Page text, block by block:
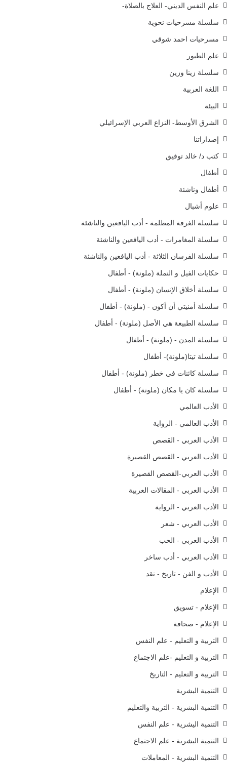
علم النفس الديني- العلاج بالصلاة-
سلسلة مسرحيات نحوية
مسرحيات احمد شوقي
علم الطيور
سلسلة زينا وزين
اللغة العربية
البيئة
الشرق الأوسط- النزاع العربي الإسرائيلي
إصداراتنا
كتب د/ خالد توفيق
أطفال
أطفال وناشئة
علوم أشبال
سلسلة الغرفة المظلمة - أدب اليافعين والناشئة
سلسلة المغامرات - أدب اليافعين والناشئة
سلسلة الفرسان الثلاثة - أدب اليافعين والناشئة
حكايات الفيل و النملة (ملونة) - أطفال
سلسلة أخلاق الإنسان (ملونة) - أطفال
سلسلة أمنيتي أن أكون - (ملونة) - أطفال
سلسلة الطبيعة هي الأصل (ملونة) - أطفال
سلسلة المدن - (ملونة) - أطفال
سلسلة تيتا(ملونة)- أطفال
سلسلة كائنات في خطر (ملونة) - أطفال
سلسلة كان يا مكان (ملونة) - أطفال
الأدب العالمي
الأدب العالمي - الرواية
الأدب العربي - القصص
الأدب العربي - القصص القصيرة
الأدب العربي-القصص القصيرة
الأدب العربي - المقالات العربية
الأدب العربي - الرواية
الأدب العربي - شعر
الأدب العربي - الحب
الأدب العربي - أدب ساخر
الأدب و الفن - تاريخ - نقد
الإعلام
الإعلام - تسويق
الإعلام - صحافة
التربية و التعليم - علم النفس
التربية و التعليم -علم الاجتماع
التربية و التعليم - التاريخ
التنمية البشرية
التنمية البشرية - التربية والتعليم
التنمية اليشرية - علم النفس
التنمية البشرية - علم الاجتماع
التنمية البشرية - المعاملات